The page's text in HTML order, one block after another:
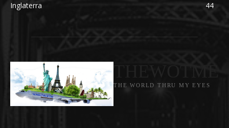
Inglaterra
44
THE WORLD THRU MY EYES